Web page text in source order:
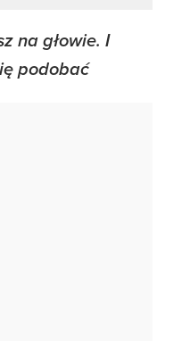
na głowie. I
podobać